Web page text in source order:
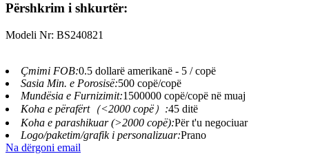
Përshkrim i shkurtër:
Modeli Nr: BS240821
Çmimi FOB:0.5 dollarë amerikanë - 5 / copë
Sasia Min. e Porosisë:500 copë/copë
Mundësia e Furnizimit:1500000 copë/copë në muaj
Koha e përafërt（<2000 copë）:45 ditë
Koha e parashikuar (>2000 copë):Për t'u negociuar
Logo/paketim/grafik i personalizuar:Prano
Na dërgoni email